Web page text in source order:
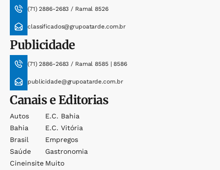
(71) 2886-2683 / Ramal 8526
classificados@grupoatarde.com.br
Publicidade
(71) 2886-2683 / Ramal 8585 | 8586
publicidade@grupoatarde.com.br
Canais e Editorias
Autos
Bahia
Brasil
Saúde
Cineinsite
E.c. Bahia
E.c. Vitória
Empregos
Gastronomia
Muito